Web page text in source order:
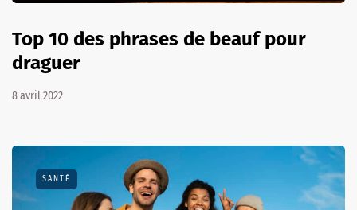
Top 10 des phrases de beauf pour
draguer
8 avril 2022
SANTÉ